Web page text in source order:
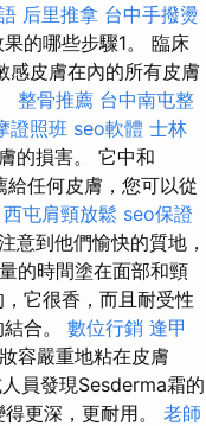
后里推拿 台中手撥燙
的哪些步驟1。 臨床
感皮膚在內的所有皮膚
整骨推薦 台中南屯整
證照班 seo軟體 士林
的損害。 它中和
任何皮膚，您可以從
西屯肩頸放鬆 seo保證
意到他們愉快的質地，
的時間塗在面部和頸
它很香，而且耐受性
合。 數位行銷 逢甲
容嚴重地粘在皮膚
員發現Sesderma霜的
更深，更耐用。 老師